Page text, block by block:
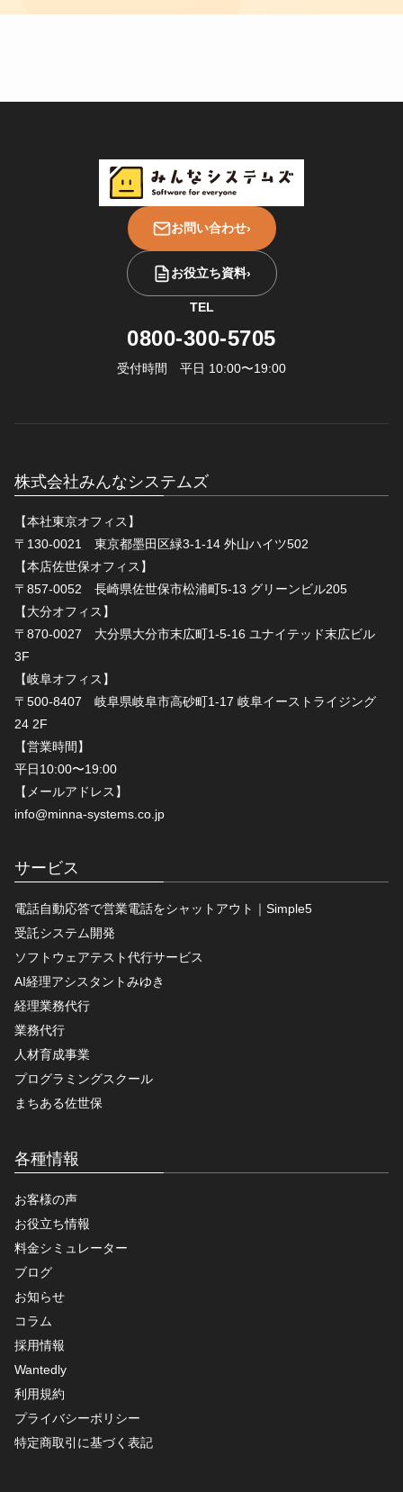
お問い合わせ›
お役立ち資料›
TEL
0800-300-5705
受付時間 平日 10:00〜19:00
株式会社みんなシステムズ
【本社東京オフィス】
〒130-0021 東京都墨田区緑3-1-14 外山ハイツ502
【本店佐世保オフィス】
〒857-0052 長崎県佐世保市松浦町5-13 グリーンビル205
【大分オフィス】
〒870-0027 大分県大分市末広町1-5-16 ユナイテッド末広ビル
3F
【岐阜オフィス】
〒500-8407 岐阜県岐阜市高砂町1-17 岐阜イーストライジング
24 2F
【営業時間】
平日10:00〜19:00
【メールアドレス】
info@minna-systems.co.jp
サービス
電話自動応答で営業電話をシャットアウト｜Simple5
受託システム開発
ソフトウェアテスト代行サービス
AI経理アシスタントみゆき
経理業務代行
業務代行
人材育成事業
プログラミングスクール
まちある佐世保
各種情報
お客様の声
お役立ち情報
料金シミュレーター
ブログ
お知らせ
コラム
採用情報
Wantedly
利用規約
プライバシーポリシー
特定商取引に基づく表記